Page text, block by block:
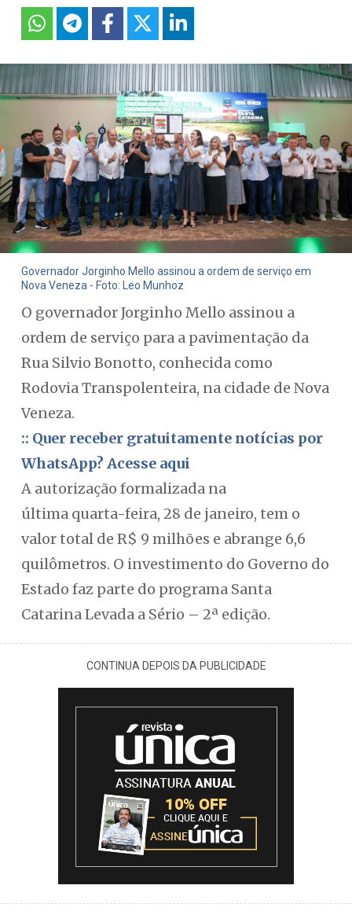
Governador Jorginho Mello assinou a ordem de serviço em
Nova Veneza - Foto: Leo Munhoz
O governador Jorginho Mello assinou a
ordem de serviço para a pavimentação da
Rua Silvio Bonotto, conhecida como
Rodovia Transpolenteira, na cidade de Nova
Veneza.
:: Quer receber gratuitamente notícias por
WhatsApp? Acesse aqui
A autorização formalizada na
última quarta-feira, 28 de janeiro, tem o
valor total de R$ 9 milhões e abrange 6,6
quilômetros. O investimento do Governo do
Estado faz parte do programa Santa
Catarina Levada a Sério – 2ª edição.
CONTINUA DEPOIS DA PUBLICIDADE